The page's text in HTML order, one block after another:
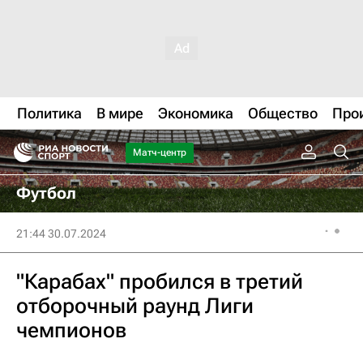
Политика В мире Экономика Общество
Матч-центр
Футбол
21:44 30.07.2024
"Карабах" пробился в третий
отборочный раунд Лиги
чемпионов